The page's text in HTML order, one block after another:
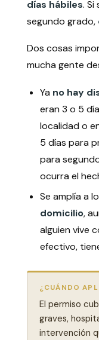
días hábiles. Si
segundo grado,
Dos cosas
mucha gente
Ya no hay
eran 3 o 5
localidad o
5 días para
para
ocurra el
Se amplía a
domicilio,
alguien vive
efectivo,
¿CUÁNDO
El permiso
graves,
intervención